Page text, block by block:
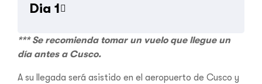
Dia 1
*** Se recomienda tomar un vuelo que llegue un
día antes a Cusco.
A su llegada será asistido en el aeropuerto de Cusco y